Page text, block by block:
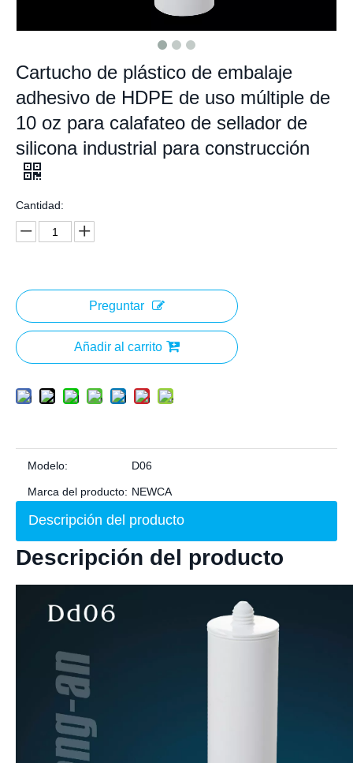
Cartucho de plástico de embalaje
adhesivo de HDPE de uso múltiple de
10 oz para calafateo de sellador de
silicona industrial para construcción
Cantidad:
Preguntar
Añadir al carrito
Modelo: D06
Marca del producto: NEWCA
Descripción del producto
Descripción del producto